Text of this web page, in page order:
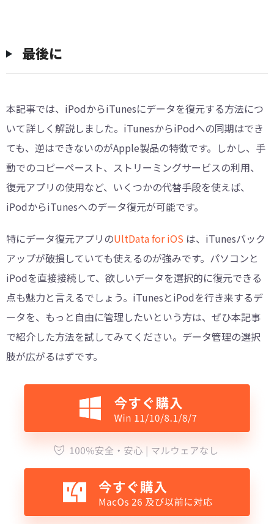
︎最後に
本記事では、iPodからiTunesにデータを復元する方法につ
いて詳しく解説しました。iTunesからiPodへの同期はでき
ても、逆はできないのがApple製品の特徴です。しかし、手
動でのコピーペースト、ストリーミングサービスの利用、
復元アプリの使用など、いくつかの代替手段を使えば、
iPodからiTunesへのデータ復元が可能です。
特にデータ復元アプリのUltData for iOS は、iTunesバック
アップが破損していても使えるのが強みです。パソコンと
iPodを直接接続して、欲しいデータを選択的に復元できる
点も魅力と言えるでしょう。iTunesとiPodを行き来するデ
ータを、もっと自由に管理したいという方は、ぜひ本記事
で紹介した方法を試してみてください。データ管理の選択
肢が広がるはずです。